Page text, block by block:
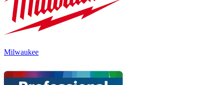
Milwaukee